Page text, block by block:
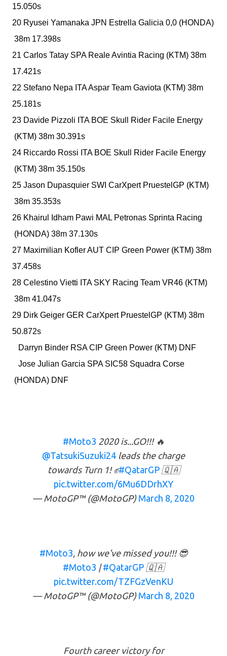
15.050s
20 Ryusei Yamanaka JPN Estrella Galicia 0,0 (HONDA)
38m 17.398s
21 Carlos Tatay SPA Reale Avintia Racing (KTM) 38m
17.421s
22 Stefano Nepa ITAAspar Team Gaviota (KTM) 38m
25.181s
23 Davide Pizzoli ITA BOE Skull Rider Facile Energy
(KTM) 38m 30.391s
24 Riccardo Rossi ITA BOE Skull Rider Facile Energy
(KTM) 38m 35.150s
25 Jason Dupasquier SWI CarXpert PruestelGP (KTM)
38m 35.353s
26 Khairul Idham Pawi MAL Petronas Sprinta Racing
(HONDA) 38m 37.130s
27 Maximilian KoflerAUT CIP Green Power (KTM) 38m
37.458s
28 Celestino Vietti ITA SKY Racing Team VR46 (KTM)
38m 41.047s
29 Dirk Geiger GER CarXpert PruestelGP (KTM) 38m
50.872s
Darryn Binder RSA CIP Green Power (KTM) DNF
Jose Julian Garcia SPA SIC58 Squadra Corse
(HONDA) DNF
#Moto3 2020 is...GO!!! 🔥
@TatsukiSuzuki24 leads the charge
towards Turn 1! ✊#QatarGP🇶🇦
pic.twitter.com/6Mu6DDrhXY
— MotoGP™ (@MotoGP) March 8, 2020
#Moto3 , how we've missed you!!! 😎
#Moto3 |#QatarGP 🇶🇦
pic.twitter.com/TZFGzVenKU
— MotoGP™ (@MotoGP) March 8, 2020
Fourth career victory for